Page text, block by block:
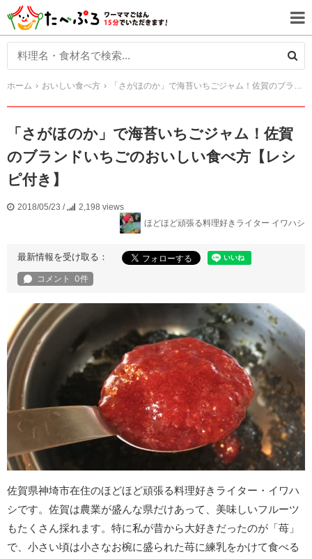
ホーム おいしい食べ方 「さがほのか」で海苔いちごジャム！佐賀のブランドいちごのおいしい食べ方【レシピ付き】
「さがほのか」で海苔いちごジャム！佐賀
のブランドいちごのおいしい食べ方【レシ
ピ付き】
2018/05/23 /
2,198 views
ほどほど頑張る料理好きライター イワハシ
最新情報を受け取る：
佐賀県神埼市在住のほどほど頑張る料理好きライター・イワハ
シです。佐賀は農業が盛んな県だけあって、美味しいフルーツ
もたくさん採れます。特に私が昔から大好きだったのが「苺」
で、小さい頃は小さなお椀に盛られた苺に練乳をかけて食べる